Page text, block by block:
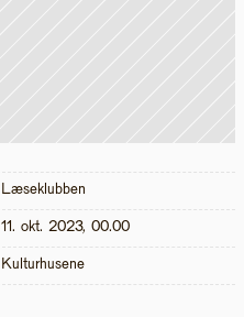
Læseklubben
11. okt. 2023, 00.00
Kulturhusene